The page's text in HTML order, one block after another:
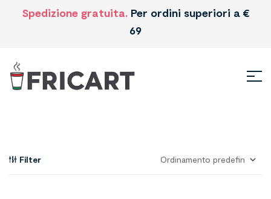
Spedizione gratuita. Per ordini superiori a €
69
Filter